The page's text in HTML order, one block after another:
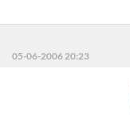
05-06-2006 20:23